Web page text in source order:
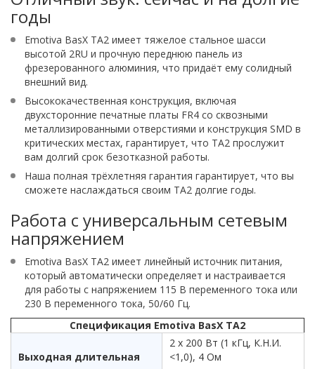
годы
Emotiva BasX TA2 имеет тяжелое стальное шасси
высотой 2RU и прочную переднюю панель из
фрезерованного алюминия, что придаёт ему солидный
внешний вид.
Высококачественная конструкция, включая
двухсторонние печатные платы FR4 со сквозными
металлизированными отверстиями и конструкция SMD в
критических местах, гарантирует, что TA2 прослужит
вам долгий срок безотказной работы.
Наша полная трёхлетняя гарантия гарантирует, что вы
сможете наслаждаться своим TA2 долгие годы.
Работа с универсальным сетевым
напряжением
Emotiva BasX TA2 имеет линейный источник питания,
который автоматически определяет и настраивается
для работы с напряжением 115 В переменного тока или
230 В переменного тока, 50/60 Гц.
Спецификация Emotiva BasX TA2
Выходная длительная
2 x 200 Вт (1 кГц, К.Н.И.
<1,0), 4 Ом